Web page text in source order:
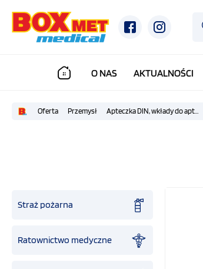
O NAS AKTUALNOŚCI
Oferta Przemysł Apteczka DIN, wkłady do apteczek DIN 13164 13157 Plus dla firm
Straż pożarna
Ratownictwo medyczne